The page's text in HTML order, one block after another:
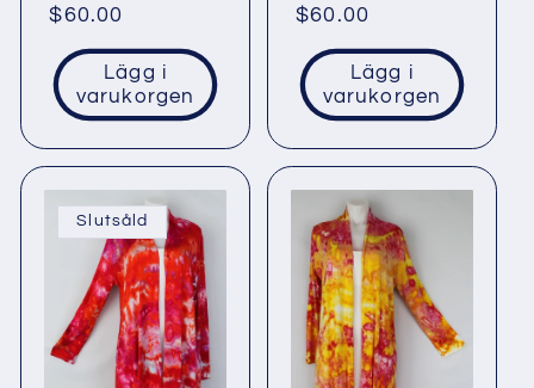
i
e
Ordinarie
pris
$60.00
Lägg i
varukorgen
Ordinarie
pris
$60.00
Lägg i
varukorgen
Slutsåld